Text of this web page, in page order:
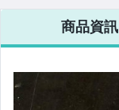
商品資訊